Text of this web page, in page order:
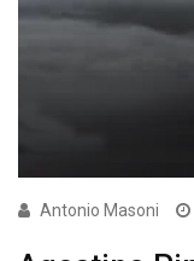
Antonio Masoni